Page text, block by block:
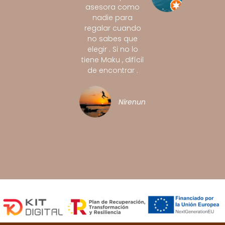
asesora como
nadie para
regalar cuando
no sabes que
elegir . Si no lo
tiene Maku , difícil
de encontrar .
Nirenunutsi